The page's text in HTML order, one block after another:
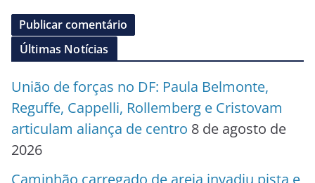
Últimas Notícias
União de forças no DF: Paula Belmonte,
Reguffe, Cappelli, Rollemberg e Cristovam
articulam aliança de centro 8 de agosto de
2026
Caminhão carregado de areia invadiu pista e